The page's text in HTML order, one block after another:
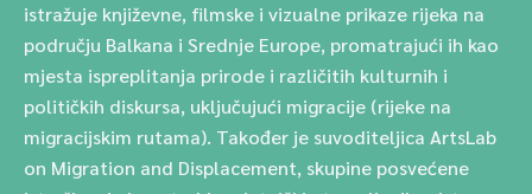
istražuje književne, filmske i vizualne prikaze rijeka na
području Balkana i Srednje Europe, promatrajući ih kao
mjesta ispreplitanja prirode i različitih kulturnih i
političkih diskursa, uključujući migracije (rijeke na
migracijskim rutama). Također je suvoditeljica ArtsLab
on Migration and Displacement, skupine posvećene